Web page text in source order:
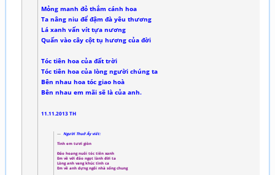
Mỏng manh đỏ thắm cánh hoa
Ta nâng niu để đậm đà yêu thương
Lá xanh vấn vít tựa nương
Quấn vào cây cột tụ hương của đời
Tóc tiên hoa của đất trời
Tóc tiên hoa của lòng người chúng ta
Bên nhau hoa tóc giao hoà
Bên nhau em mãi sẽ là của anh.
11.11.2013 TH
Người Thuở Ấy viết:
Tình em tươi giòn
Đảo hoang nuôi tóc tiên xanh
Em về với đảo ngọt lành đời ta
Lòng anh vang khúc tình ca
Em về anh dựng ngôi nhà sống chung